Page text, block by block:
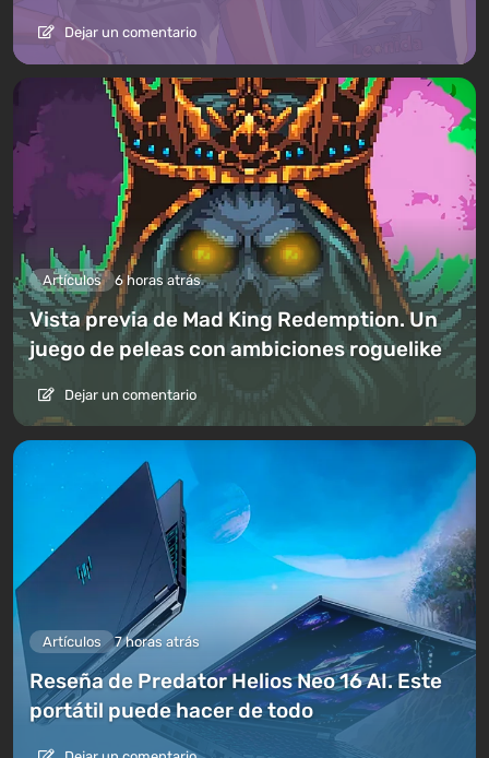
Dejar un comentario
Artículos 6 horas atrás
Vista previa de Mad King Redemption. Un
juego de peleas con ambiciones roguelike
Dejar un comentario
Artículos 7 horas atrás
Reseña de Predator Helios Neo 16 AI. Este
portátil puede hacer de todo